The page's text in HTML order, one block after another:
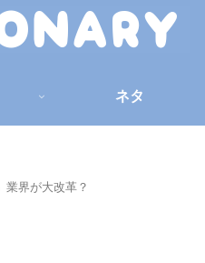
ネタ
業界が大改革？